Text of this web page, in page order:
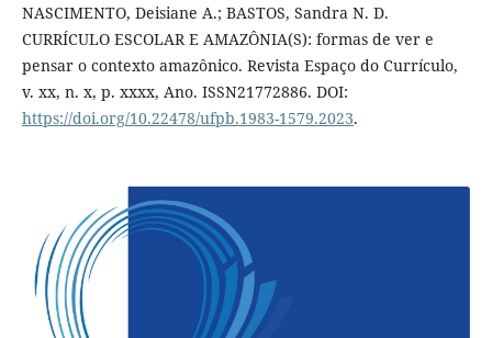
NASCIMENTO, Deisiane A.; BASTOS, Sandra N. D.
CURRÍCULO ESCOLAR E AMAZÔNIA(S): formas de ver e
pensar o contexto amazônico. Revista Espaço do Currículo,
v. xx, n. x, p. xx­xx, Ano. ISSN2177­2886. DOI:
https://doi.org/10.22478/ufpb.1983-1579.2023.